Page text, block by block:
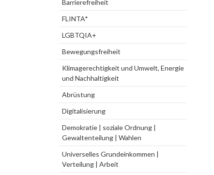
Barrierefreiheit
FLINTA*
LGBTQIA+
Bewegungsfreiheit
Klimagerechtigkeit und Umwelt, Energie
und Nachhaltigkeit
Abrüstung
Digitalisierung
Demokratie | soziale Ordnung |
Gewaltenteilung | Wahlen
Universelles Grundeinkommen |
Verteilung | Arbeit